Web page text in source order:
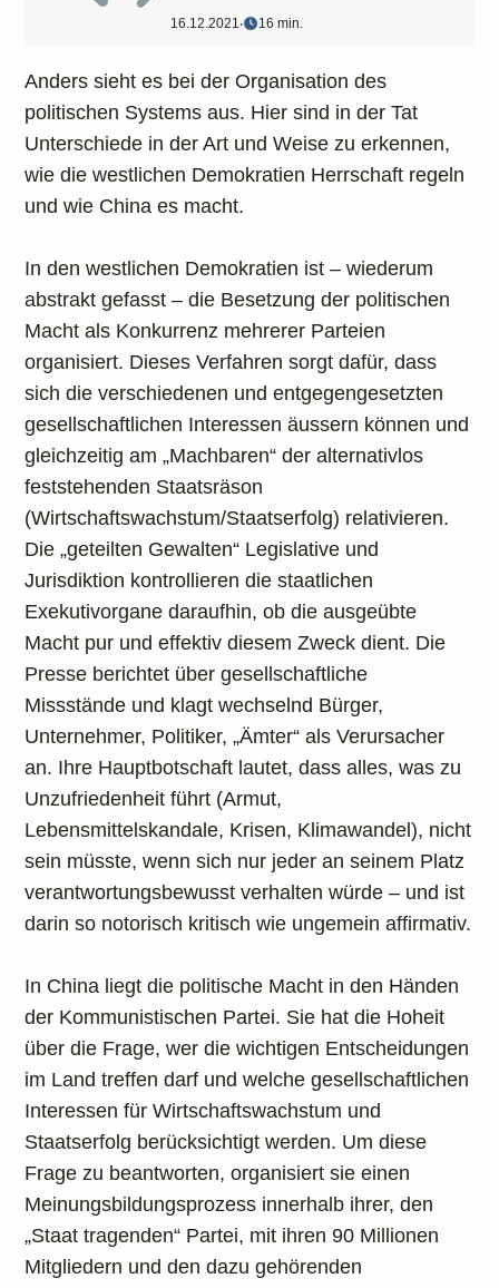
16.12.2021‧ 16 min.
Anders sieht es bei der Organisation des
politischen Systems aus. Hier sind in der Tat
Unterschiede in der Art und Weise zu erkennen,
wie die westlichen Demokratien Herrschaft regeln
und wie China es macht.
In den westlichen Demokratien ist – wiederum
abstrakt gefasst – die Besetzung der politischen
Macht als Konkurrenz mehrerer Parteien
organisiert. Dieses Verfahren sorgt dafür, dass
sich die verschiedenen und entgegengesetzten
gesellschaftlichen Interessen äussern können und
gleichzeitig am „Machbaren“ der alternativlos
feststehenden Staatsräson
(Wirtschaftswachstum/Staatserfolg) relativieren.
Die „geteilten Gewalten“ Legislative und
Jurisdiktion kontrollieren die staatlichen
Exekutivorgane daraufhin, ob die ausgeübte
Macht pur und effektiv diesem Zweck dient. Die
Presse berichtet über gesellschaftliche
Missstände und klagt wechselnd Bürger,
Unternehmer, Politiker, „Ämter“ als Verursacher
an. Ihre Hauptbotschaft lautet, dass alles, was zu
Unzufriedenheit führt (Armut,
Lebensmittelskandale, Krisen, Klimawandel), nicht
sein müsste, wenn sich nur jeder an seinem Platz
verantwortungsbewusst verhalten würde – und ist
darin so notorisch kritisch wie ungemein affirmativ.
In China liegt die politische Macht in den Händen
der Kommunistischen Partei. Sie hat die Hoheit
über die Frage, wer die wichtigen Entscheidungen
im Land treffen darf und welche gesellschaftlichen
Interessen für Wirtschaftswachstum und
Staatserfolg berücksichtigt werden. Um diese
Frage zu beantworten, organisiert sie einen
Meinungsbildungsprozess innerhalb ihrer, den
„Staat tragenden“ Partei, mit ihren 90 Millionen
Mitgliedern und den dazu gehörenden